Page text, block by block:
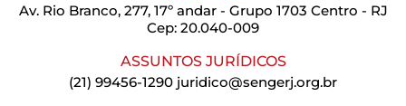
Av. Rio Branco, 277, 17º andar - Grupo 1703 Centro - RJ
Cep: 20.040-009
ASSUNTOS JURÍDICOS
(21) 99456-1290 juridico@sengerj.org.br